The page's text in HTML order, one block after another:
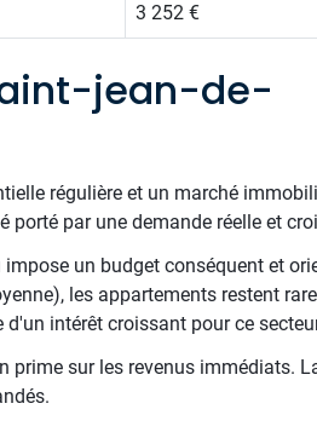
3 252 €
jean-de-
régulière et un marché
par une demande réelle et
un budget conséquent et
les appartements restent
intérêt croissant pour ce
prime sur les revenus immédiats.